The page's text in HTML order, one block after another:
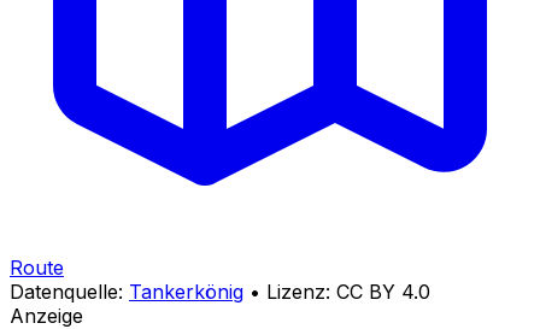
Route
Datenquelle: Tankerkönig • Lizenz: CC BY 4.0
Anzeige